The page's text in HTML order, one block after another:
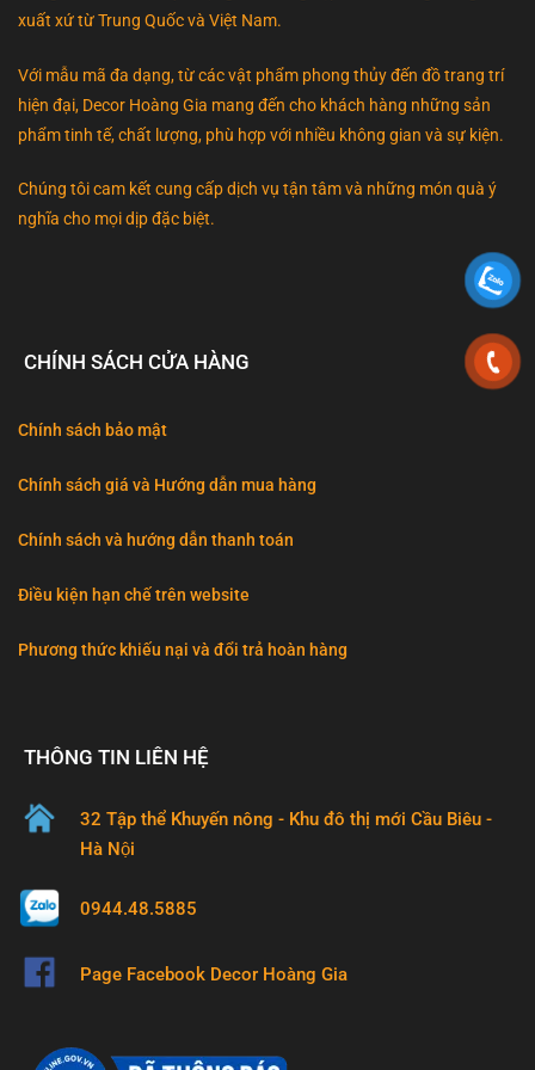
xuất xứ từ Trung Quốc và Việt Nam.
Với mẫu mã đa dạng, từ các vật phẩm phong thủy đến đồ trang trí
hiện đại, Decor Hoàng Gia mang đến cho khách hàng những sản
phẩm tinh tế, chất lượng, phù hợp với nhiều không gian và sự kiện.
Chúng tôi cam kết cung cấp dịch vụ tận tâm và những món quà ý
nghĩa cho mọi dịp đặc biệt.
CHÍNH SÁCH CỬA HÀNG
Chính sách bảo mật
Chính sách giá và Hướng dẫn mua hàng
Chính sách và hướng dẫn thanh toán
Điều kiện hạn chế trên website
Phương thức khiếu nại và đổi trả hoàn hàng
THÔNG TIN LIÊN HỆ
32 Tập thể Khuyến nông - Khu đô thị mới Cầu Biêu -
Hà Nội
0944.48.5885
Page Facebook Decor Hoàng Gia